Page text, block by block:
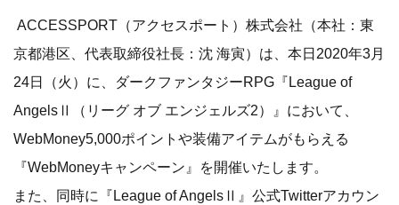
ACCESSPORT（アクセスポート）株式会社（本社：東
京都港区、代表取締役社長：沈 海寅）は、本日2020年3月
24日（火）に、ダークファンタジーRPG『League of
AngelsⅡ（リーグ オブ エンジェルズ2）』において、
WebMoney5,000ポイントや装備アイテムがもらえる
『WebMoneyキャンペーン』を開催いたします。
また、同時に『League of AngelsⅡ』公式Twitterアカウン